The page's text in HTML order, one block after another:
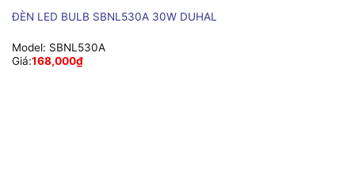
ĐÈN LED BULB SBNL530A 30W DUHAL
Model: SBNL530A
Giá:168,000₫